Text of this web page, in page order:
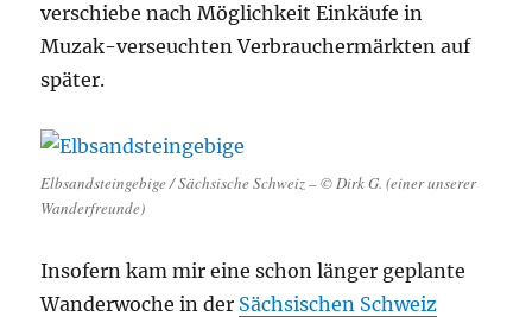
verschiebe nach Möglichkeit Einkäufe in
Muzak-verseuchten Verbrauchermärkten auf
später.
Elbsandsteingebige / Sächsische Schweiz – © Dirk G. (einer unserer
Wanderfreunde)
Insofern kam mir eine schon länger geplante
Wanderwoche in der Sächsischen Schweiz